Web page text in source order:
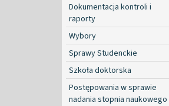
Dokumentacja kontroli i
raporty
Wybory
Sprawy Studenckie
Szkoła doktorska
Postępowania w sprawie
nadania stopnia naukowego